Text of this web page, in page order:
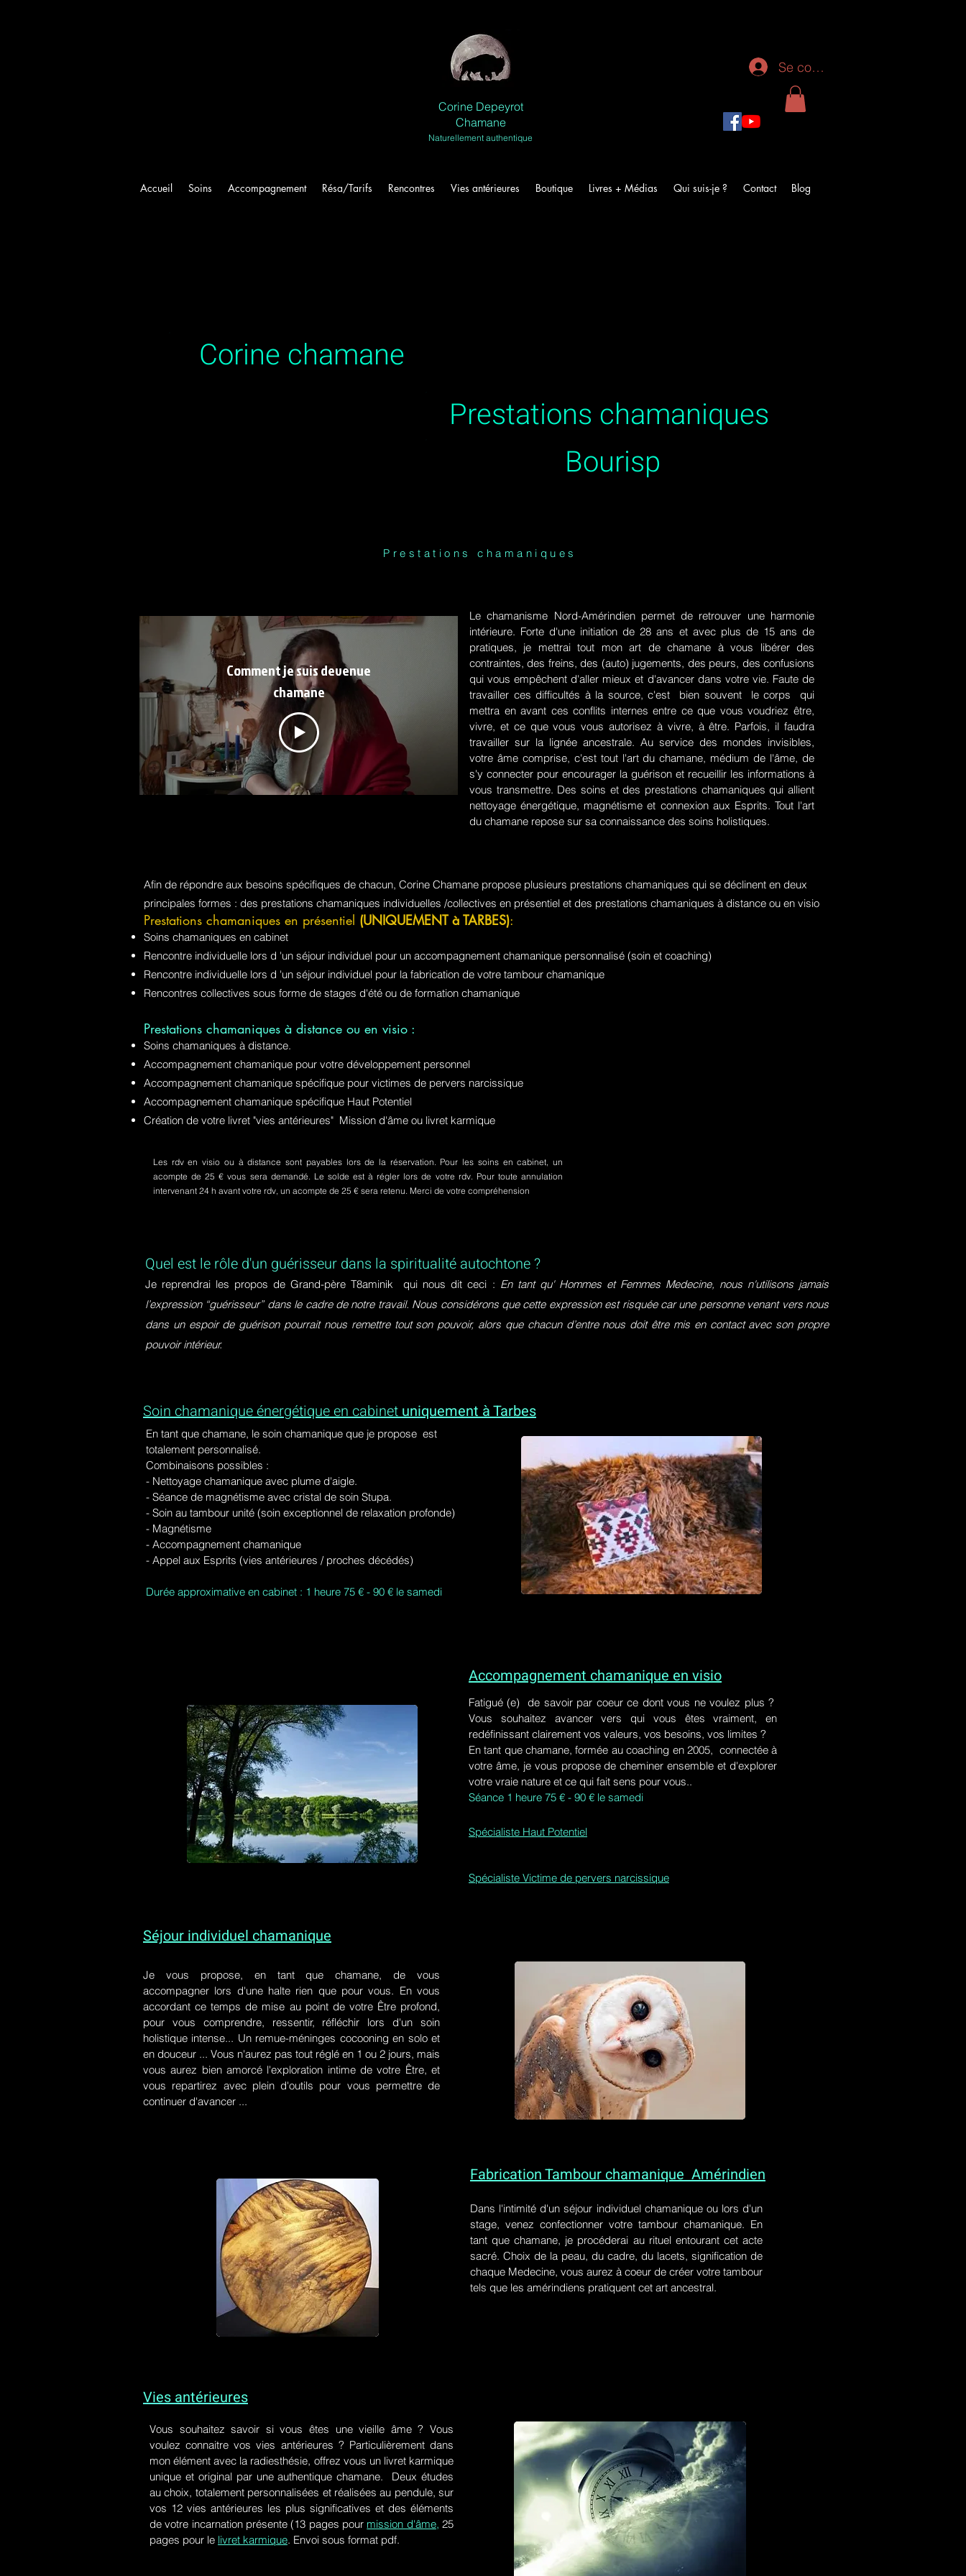
Corine Depeyrot
Chamane
Naturellement authentique
Se connecter
Accueil Soins Accompagnement Résa/Tarifs Rencontres Vies antérieures Boutique Livres + Médias Qui suis-je ? Contact Blog
Prestations chamaniques
Corine chamane
Bourisp
Prestations chamaniques
Comment je suis devenue
chamane
Le chamanisme Nord-Amérindien permet de retrouver une harmonie
intérieure. Forte d'une initiation de 28 ans et avec plus de 15 ans de
pratiques, je mettrai tout mon art de chamane à vous libérer des
contraintes, des freins, des (auto) jugements, des peurs, des confusions
qui vous empêchent d'aller mieux et d'avancer dans votre vie. Faute de
travailler ces difficultés à la source, c'est bien souvent le corps qui
mettra en avant ces conflits internes entre ce que vous voudriez être,
vivre, et ce que vous vous autorisez à vivre, à être. Parfois, il faudra
travailler sur la lignée ancestrale. Au service des mondes invisibles,
votre âme comprise, c'est tout l'art du chamane, médium de l'âme, de
s'y connecter pour encourager la guérison et recueillir les informations à
vous transmettre. Des soins et des prestations chamaniques qui allient
nettoyage énergétique, magnétisme et connexion aux Esprits. Tout l'art
du chamane repose sur sa connaissance des soins holistiques.
Afin de répondre aux besoins spécifiques de chacun, Corine Chamane propose plusieurs prestations chamaniques qui se déclinent en deux
principales formes : des prestations chamaniques individuelles /collectives en présentiel et des prestations chamaniques à distance ou en visio
Prestations chamaniques en présentiel (UNIQUEMENT à TARBES):
Soins chamaniques en cabinet
Rencontre individuelle lors d 'un séjour individuel pour un accompagnement chamanique personnalisé (soin et coaching)
Rencontre individuelle lors d 'un séjour individuel pour la fabrication de votre tambour chamanique
Rencontres collectives sous forme de stages d'été ou de formation chamanique
Prestations chamaniques à distance ou en visio :
Soins chamaniques à distance.
Accompagnement chamanique pour votre développement personnel
Accompagnement chamanique spécifique pour victimes de pervers narcissique
Accompagnement chamanique spécifique Haut Potentiel
Création de votre livret "vies antérieures" Mission d'âme ou livret karmique
Les rdv en visio ou à distance sont payables lors de la réservation. Pour les soins en cabinet, un
acompte de 25 € vous sera demandé. Le solde est à régler lors de votre rdv. Pour toute annulation
intervenant 24 h avant votre rdv, un acompte de 25 € sera retenu. Merci de votre compréhension
Quel est le rôle d'un guérisseur dans la spiritualité autochtone ?
Je reprendrai les propos de Grand-père T8aminik qui nous dit ceci : En tant qu' Hommes et Femmes Medecine, nous n'utilisons jamais
l’expression “guérisseur” dans le cadre de notre travail. Nous considérons que cette expression est risquée car une personne venant vers nous
dans un espoir de guérison pourrait nous remettre tout son pouvoir, alors que chacun d’entre nous doit être mis en contact avec son propre
pouvoir intérieur.
Soin chamanique énergétique en cabinetuniquement à Tarbes
En tant que chamane, le soin chamanique que je propose est
totalement personnalisé.
Combinaisons possibles :
- Nettoyage chamanique avec plume d'aigle.
- Séance de magnétisme avec cristal de soin Stupa.
- Soin au tambour unité (soin exceptionnel de relaxation profonde)
- Magnétisme
- Accompagnement chamanique
- Appel aux Esprits (vies antérieures / proches décédés)
Durée approximative en cabinet : 1 heure 75 € - 90 € le samedi
Accompagnement chamanique en visio
Fatigué (e) de savoir par coeur ce dont vous ne voulez plus ?
Vous souhaitez avancer vers qui vous êtes vraiment, en
redéfinissant clairement vos valeurs, vos besoins, vos limites ?
En tant que chamane, formée au coaching en 2005, connectée à
votre âme, je vous propose de cheminer ensemble et d'explorer
votre vraie nature et ce qui fait sens pour vous..
Séance 1 heure 75 € - 90 € le samedi
Spécialiste Haut Potentiel
Spécialiste Victime de pervers narcissique
Séjour individuel chamanique
Je vous propose, en tant que chamane, de vous
accompagner lors d'une halte rien que pour vous. En vous
accordant ce temps de mise au point de votre Être profond,
pour vous comprendre, ressentir, réfléchir lors d'un soin
holistique intense... Un remue-méninges cocooning en solo et
en douceur ... Vous n'aurez pas tout réglé en 1 ou 2 jours, mais
vous aurez bien amorcé l'exploration intime de votre Être, et
vous repartirez avec plein d'outils pour vous permettre de
continuer d'avancer ...
Fabrication Tambour chamanique Amérindien
Dans l'intimité d'unséjour individuel chamaniqueou lors d'un
stage, venez confectionner votre tambour chamanique. En
tant que chamane, je procéderai au rituel entourant cet acte
sacré. Choix de la peau, du cadre, du lacets, signification de
chaque Medecine, vous aurez à coeur de créer votre tambour
tels que les amérindiens pratiquent cet art ancestral.
Vies antérieures
Vous souhaitez savoir si vous êtes une vieille âme ? Vous
voulez connaitre vos vies antérieures ? Particulièrement dans
mon élément avec la radiesthésie, offrez vous un livret karmique
unique et original par une authentique chamane. Deux études
au choix, totalement personnalisées et réalisées au pendule, sur
vos 12 vies antérieures les plus significatives et des éléments
de votre incarnation présente (13 pages pour mission d'âme, 25
pages pour le livret karmique. Envoi sous format pdf.